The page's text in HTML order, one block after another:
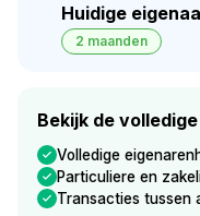
Huidige
2 maanden
Bekijk de
Volledige
Particuliere en
Transacties tussen